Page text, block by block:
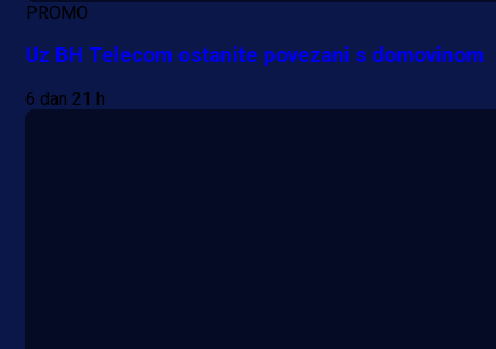
PROMO
Uz BH Telecom ostanite povezani s domovinom
6 dan 21 h